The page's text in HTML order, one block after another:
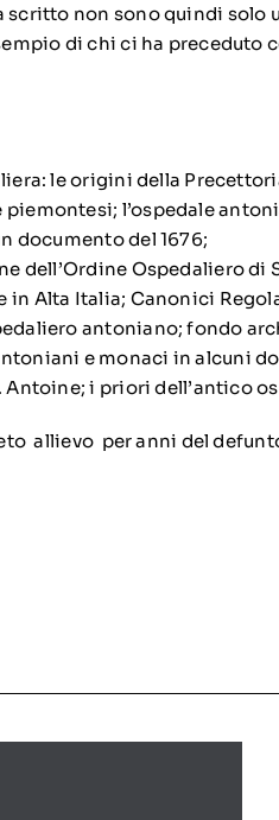
scritto non sono quindi
di chi ci ha
le origini della
l’ospedale
documento del 1676;
dell’Ordine Ospedaliero
in Alta Italia; Canonici
antoniano; fondo
e monaci in alcuni
i priori dell’antico
allievo per anni del